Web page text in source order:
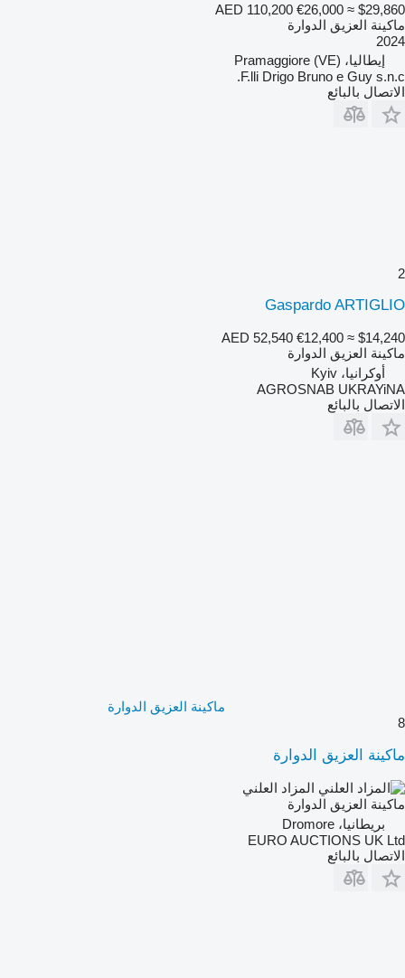
AED 110,200 €26,000 ≈ $29,860
ماكينة العزيق الدوارة
2024
إيطاليا، Pramaggiore (VE)
F.lli Drigo Bruno e Guy s.n.c.
الاتصال بالبائع
2
Gaspardo ARTIGLIO
AED 52,540 €12,400 ≈ $14,240
ماكينة العزيق الدوارة
أوكرانيا، Kyiv
AGROSNAB UKRAYiNA
الاتصال بالبائع
ماكينة العزيق الدوارة
8
ماكينة العزيق الدوارة
المزاد العلني
ماكينة العزيق الدوارة
بريطانيا، Dromore
EURO AUCTIONS UK Ltd
الاتصال بالبائع